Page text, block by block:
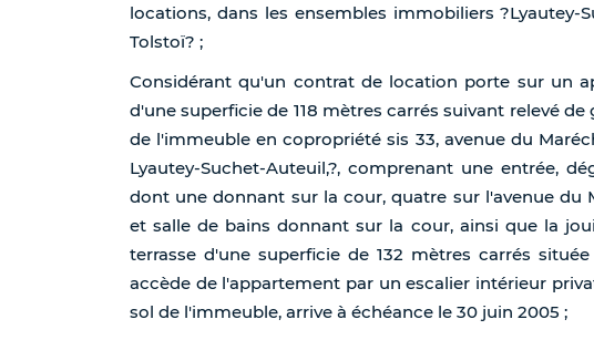
locations, dans les ensembles immobiliers ?Lyautey-
Tolstoï? ;
Considérant qu'un contrat de location porte sur un
d'une superficie de 118 mètres carrés suivant relevé
de l'immeuble en copropriété sis 33, avenue du
Lyautey-Suchet-Auteuil,?, comprenant une entrée,
dont une donnant sur la cour, quatre sur l'avenue du
et salle de bains donnant sur la cour, ainsi que la
terrasse d'une superficie de 132 mètres carrés
accède de l'appartement par un escalier intérieur
sol de l'immeuble, arrive à échéance le 30 juin 2005 ;